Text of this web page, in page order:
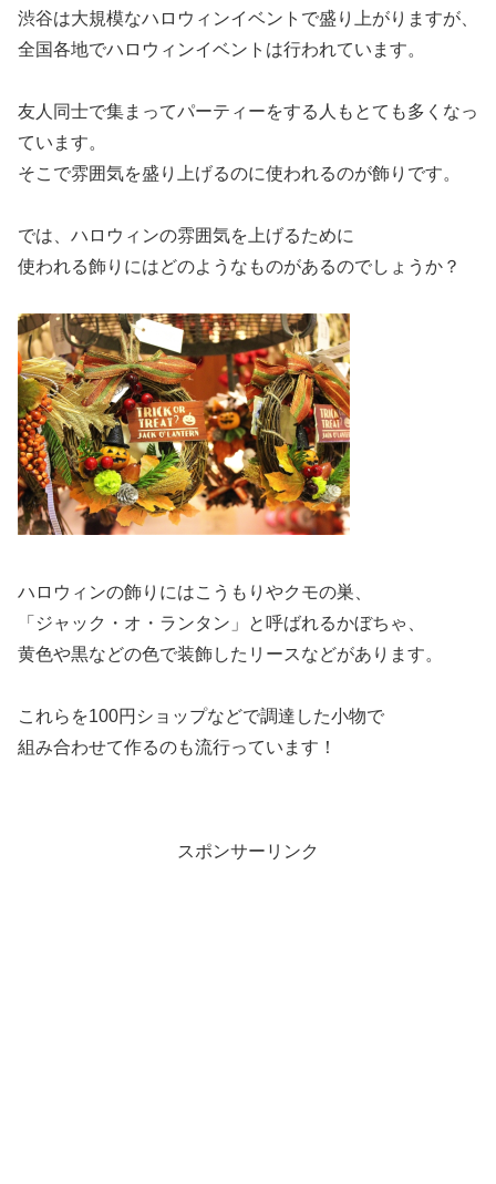
渋谷は大規模なハロウィンイベントで盛り上がりますが、
全国各地でハロウィンイベントは行われています。
友人同士で集まってパーティーをする人もとても多くなっ
ています。
そこで雰囲気を盛り上げるのに使われるのが飾りです。
では、ハロウィンの雰囲気を上げるために
使われる飾りにはどのようなものがあるのでしょうか？
ハロウィンの飾りにはこうもりやクモの巣、
「ジャック・オ・ランタン」と呼ばれるかぼちゃ、
黄色や黒などの色で装飾したリースなどがあります。
これらを100円ショップなどで調達した小物で
組み合わせて作るのも流行っています！
スポンサーリンク